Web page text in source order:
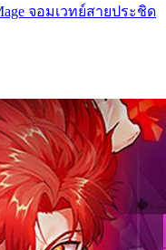
จอมเวทย์สายประชิด